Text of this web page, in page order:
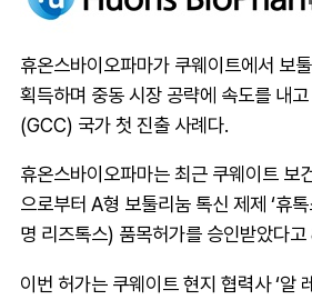
휴온스바이오파마가 쿠웨이트에서 보
획득하며 중동 시장 공략에 속도를 내
(GCC) 국가 첫 진출 사례다.
휴온스바이오파마는 최근 쿠웨이트
으로부터 A형 보툴리눔 톡신 제제 ‘휴
명 리즈톡스) 품목허가를 승인받았다
이번 허가는 쿠웨이트 현지 협력사 ‘알